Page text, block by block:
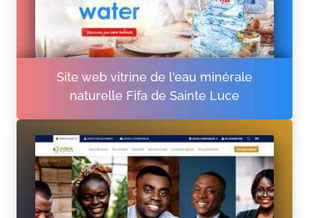
Site web vitrine de l'eau minérale
naturelle Fifa de Sainte Luce